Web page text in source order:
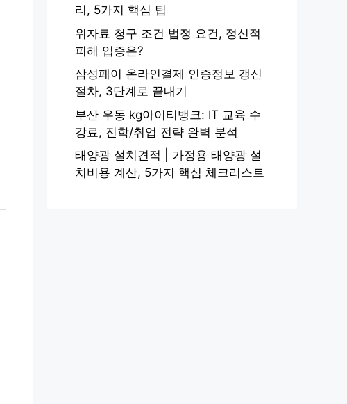
리, 5가지 핵심 팁
위자료 청구 조건 법정 요건, 정신적
피해 입증은?
삼성페이 온라인결제 인증정보 갱신
절차, 3단계로 끝내기
부산 우동 kg아이티뱅크: IT 교육 수
강료, 진학/취업 전략 완벽 분석
태양광 설치견적 | 가정용 태양광 설
치비용 계산, 5가지 핵심 체크리스트